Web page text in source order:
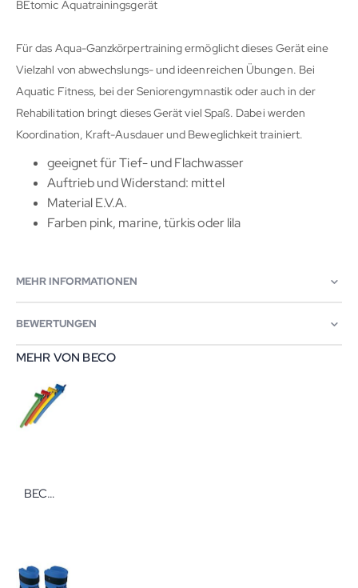
BEtomic Aquatrainingsgerät
Für das Aqua-Ganzkörpertraining ermöglicht dieses Gerät eine
Vielzahl von abwechslungs- und ideenreichen Übungen. Bei
Aquatic Fitness, bei der Seniorengymnastik oder auch in der
Rehabilitation bringt dieses Gerät viel Spaß. Dabei werden
Koordination, Kraft-Ausdauer und Beweglichkeit trainiert.
geeignet für Tief- und Flachwasser
Auftrieb und Widerstand: mittel
Material E.V.A.
Farben pink, marine, türkis oder lila
MEHR INFORMATIONEN
BEWERTUNGEN
MEHR VON BECO
BECO Pool Pony Schwimmhilfe für Kinder Ø 7 cm x 148 cm